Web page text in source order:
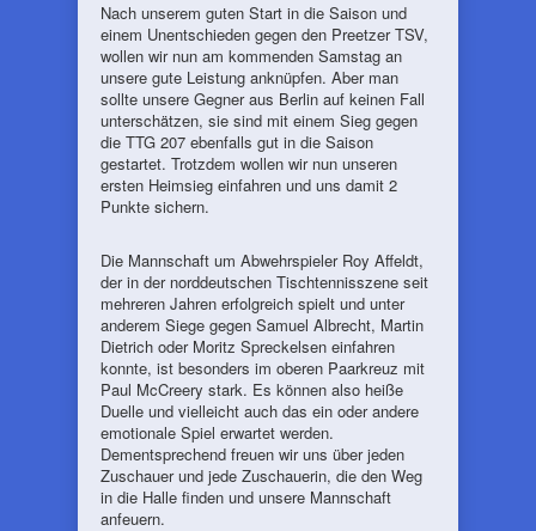
Nach unserem guten Start in die Saison und
einem Unentschieden gegen den Preetzer TSV,
wollen wir nun am kommenden Samstag an
unsere gute Leistung anknüpfen. Aber man
sollte unsere Gegner aus Berlin auf keinen Fall
unterschätzen, sie sind mit einem Sieg gegen
die TTG 207 ebenfalls gut in die Saison
gestartet. Trotzdem wollen wir nun unseren
ersten Heimsieg einfahren und uns damit 2
Punkte sichern.
Die Mannschaft um Abwehrspieler Roy Affeldt,
der in der norddeutschen Tischtennisszene seit
mehreren Jahren erfolgreich spielt und unter
anderem Siege gegen Samuel Albrecht, Martin
Dietrich oder Moritz Spreckelsen einfahren
konnte, ist besonders im oberen Paarkreuz mit
Paul McCreery stark. Es können also heiße
Duelle und vielleicht auch das ein oder andere
emotionale Spiel erwartet werden.
Dementsprechend freuen wir uns über jeden
Zuschauer und jede Zuschauerin, die den Weg
in die Halle finden und unsere Mannschaft
anfeuern.